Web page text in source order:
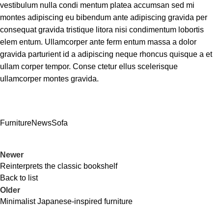
vestibulum nulla condi mentum platea accumsan sed mi
montes adipiscing eu bibendum ante adipiscing gravida per
consequat gravida tristique litora nisi condimentum lobortis
elem entum. Ullamcorper ante ferm entum massa a dolor
gravida parturient id a adipiscing neque rhoncus quisque a et
ullam corper tempor. Conse ctetur ellus scelerisque
ullamcorper montes gravida.
FurnitureNewsSofa
Newer
Reinterprets the classic bookshelf
Back to list
Older
Minimalist Japanese-inspired furniture